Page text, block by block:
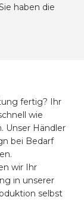
haben die
fertig? Ihr
wie
Unser Händler
bei Bedarf
wir Ihr
in unserer
selbst